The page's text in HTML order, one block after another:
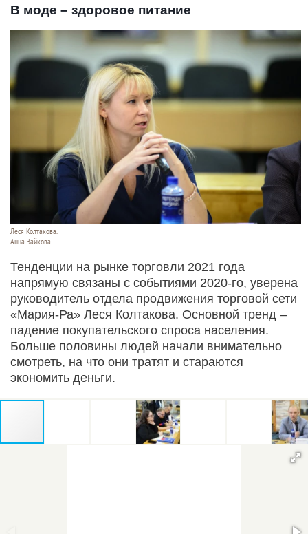
В моде – здоровое питание
Леся Колтакова.
Анна Зайкова.
Тенденции на рынке торговли 2021 года
напрямую связаны с событиями 2020-го, уверена
руководитель отдела продвижения торговой сети
«Мария-Ра» Леся Колтакова. Основной тренд –
падение покупательского спроса населения.
Больше половины людей начали внимательно
смотреть, на что они тратят и стараются
экономить деньги.